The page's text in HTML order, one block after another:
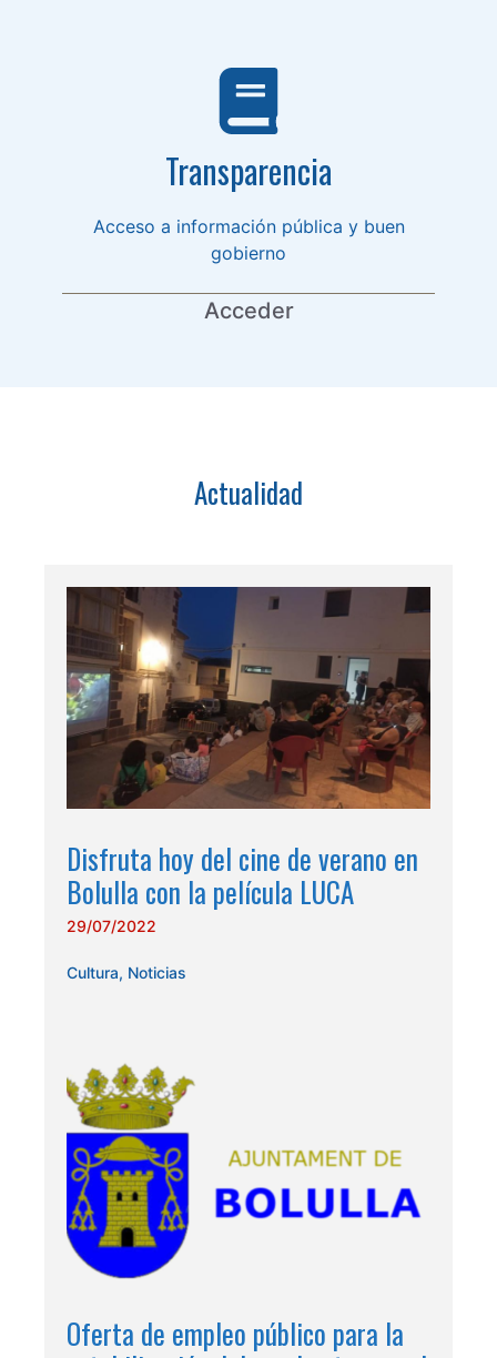
Transparencia
Acceso a información pública y buen
gobierno
Acceder
Actualidad
Disfruta hoy del cine de verano en
Bolulla con la película LUCA
29/07/2022
Cultura, Noticias
Oferta de empleo público para la